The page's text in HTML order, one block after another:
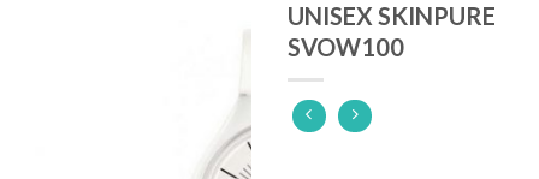
UNISEX SKINPURE
SVOW100